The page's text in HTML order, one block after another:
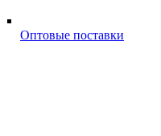
Оптовые поставки